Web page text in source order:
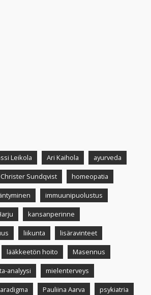
Leikola Ari Kaihola ayurveda
Christer Sundqvist homeopatia
immuunipuolustus
kansanperinne
liikunta lisäravinteet
lääkkeetön hoito Masennus
analyysi mielenterveys
Pauliina Aarva psykiatria